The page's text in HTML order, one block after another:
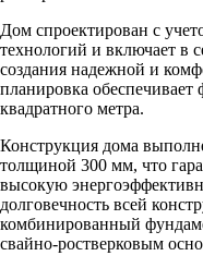
Дом спроектирован с
технологий и включает в
создания надежной и
планировка
квадратного метра.
Конструкция дома
толщиной 300 мм, что
высокую
долговечность всей
комбинированный
свайно-ростверковым